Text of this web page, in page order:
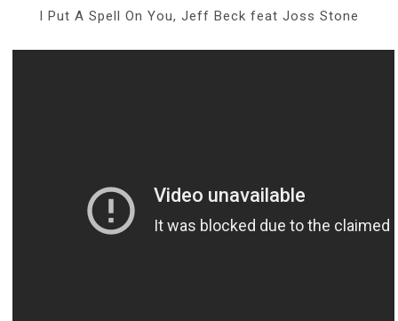
I Put A Spell On You, Jeff Beck feat Joss Stone